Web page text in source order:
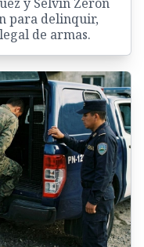
para delinquir,
de armas.